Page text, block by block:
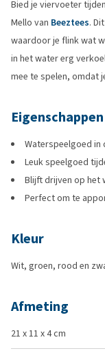
Bied je viervoeter
Mello van Beeztees.
waardoor je flink wat
in het water erg
mee te spelen, omdat
Eigenschappen
Waterspeelgoed in
Leuk speelgoed
Blijft drijven op het
Perfect om te
Kleur
Wit, groen, rood en
Afmeting
21 x 11 x 4 cm